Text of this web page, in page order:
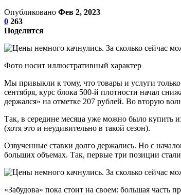
Опубликовано Фев 2, 2023
0 263
Поделится
Фото носит иллюстративный характер
Мы привыкли к тому, что товары и услуги
сентября, курс блока 500-й плотности начал
держался» на отметке 207 рублей. Во вторую
Так, в середине месяца уже можно было купить
(хотя это и неудивительно в такой сезон).
Озвученные ставки долго держались. Но с
больших объемах. Так, первые три позиции
«Забудова» пока стоит на своем: большая часть